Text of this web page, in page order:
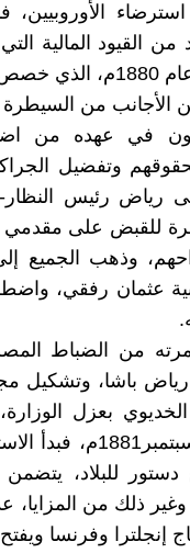
من القيود المالية
قانون التصفية
الأجانب من
في عهده من
وتفضيل
للقبض على مقدمي
وذهب الجميع
عثمان رفقي،
رياض باشا،
الخديوي بعزل
جديدة وطنية في 14
للبلاد،
وغير ذلك من
إنجلترا وفرنسا